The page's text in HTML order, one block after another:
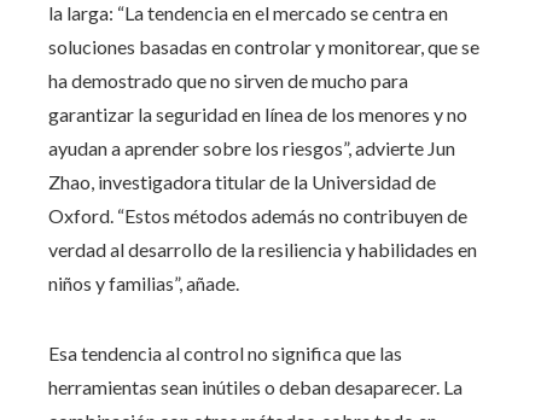
la larga: “La tendencia en el mercado se centra en
soluciones basadas en controlar y monitorear, que se
ha demostrado que no sirven de mucho para
garantizar la seguridad en línea de los menores y no
ayudan a aprender sobre los riesgos”, advierte Jun
Zhao, investigadora titular de la Universidad de
Oxford. “Estos métodos además no contribuyen de
verdad al desarrollo de la resiliencia y habilidades en
niños y familias”, añade.
Esa tendencia al control no significa que las
herramientas sean inútiles o deban desaparecer. La